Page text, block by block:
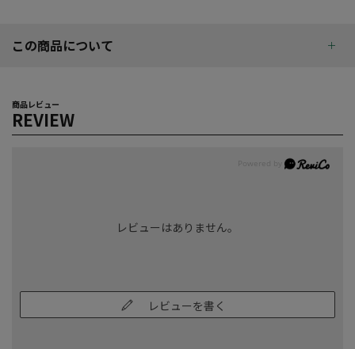
この商品について
商品レビュー
REVIEW
レビューはありません。
レビューを書く